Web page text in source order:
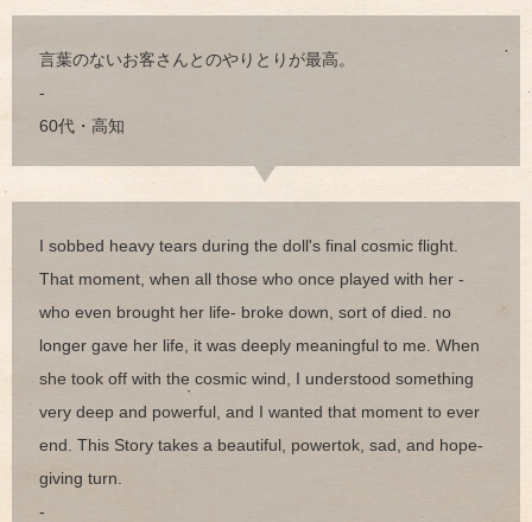
言葉のないお客さんとのやりとりが最高。
-
60代・高知
I sobbed heavy tears during the doll's final cosmic flight.
That moment, when all those who once played with her -
who even brought her life- broke down, sort of died. no
longer gave her life, it was deeply meaningful to me. When
she took off with the cosmic wind, I understood something
very deep and powerful, and I wanted that moment to ever
end. This Story takes a beautiful, powertok, sad, and hope-
giving turn.
-